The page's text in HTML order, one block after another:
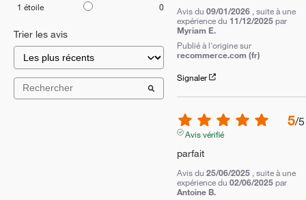
1 étoile 0
Trier les avis
Avis du 09/01/2026 , suite à une
expérience du 11/12/2025 par
Myriam E.
Publié à l'origine sur
recommerce.com (fr)
Signaler
5/5
Avis vérifié
parfait
Avis du 25/06/2025 , suite à une
expérience du 02/06/2025 par
Antoine B.